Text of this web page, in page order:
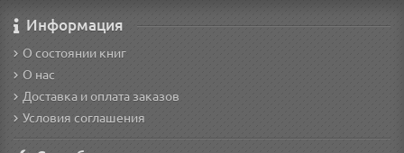
Информация
О состоянии книг
О нас
Доставка и оплата заказов
Условия соглашения